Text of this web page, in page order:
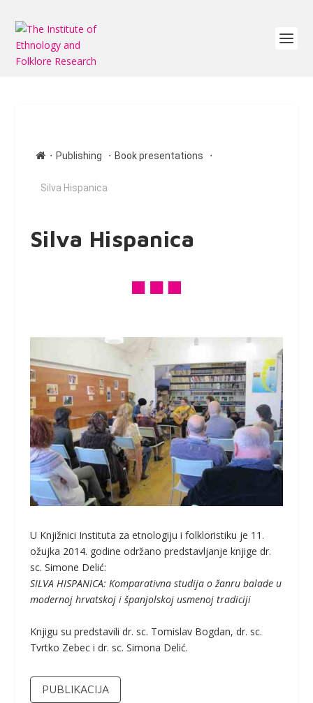
∙ Publishing ∙ Book presentations ∙
Silva Hispanica
Silva Hispanica
U Knjižnici Instituta za etnologiju i folkloristiku je 11.
ožujka 2014. godine održano predstavljanje knjige dr.
sc. Simone Delić:
SILVA HISPANICA: Komparativna studija o žanru balade u
modernoj hrvatskoj i španjolskoj usmenoj tradiciji
Knjigu su predstavili dr. sc. Tomislav Bogdan, dr. sc.
Tvrtko Zebec i dr. sc. Simona Delić.
PUBLIKACIJA